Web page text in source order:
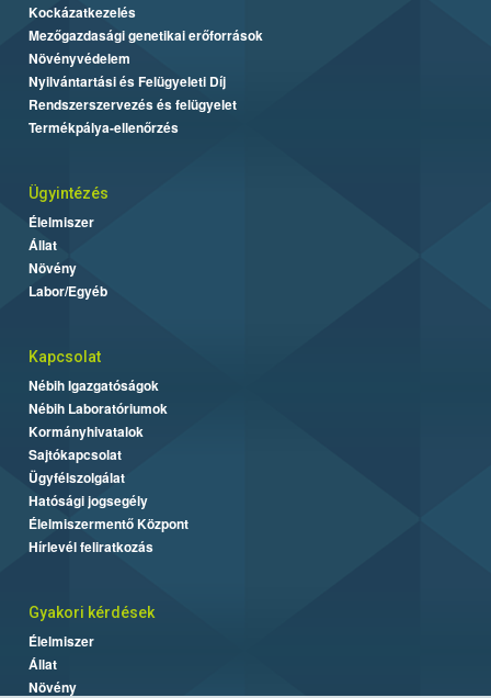
Kockázatkezelés
Mezőgazdasági genetikai erőforrások
Növényvédelem
Nyilvántartási és Felügyeleti Díj
Rendszerszervezés és felügyelet
Termékpálya-ellenőrzés
Ügyintézés
Élelmiszer
Állat
Növény
Labor/Egyéb
Kapcsolat
Nébih Igazgatóságok
Nébih Laboratóriumok
Kormányhivatalok
Sajtókapcsolat
Ügyfélszolgálat
Hatósági jogsegély
Élelmiszermentő Központ
Hírlevél feliratkozás
Gyakori kérdések
Élelmiszer
Állat
Növény